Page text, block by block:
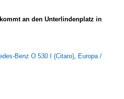
an den Unterlindenplatz in
Benz O 530 I (Citaro), Europa /